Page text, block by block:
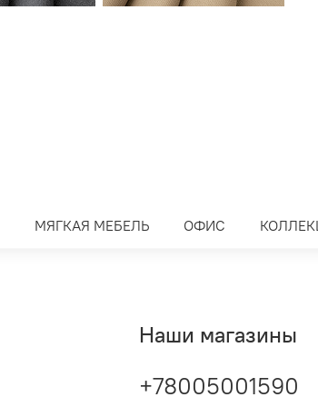
МЯГКАЯ МЕБЕЛЬ ОФИС
Наши магазины
+78005001590